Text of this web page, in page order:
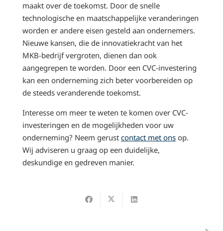
maakt over de toekomst. Door de snelle
technologische en maatschappelijke veranderingen
worden er andere eisen gesteld aan ondernemers.
Nieuwe kansen, die de innovatiekracht van het
MKB-bedrijf vergroten, dienen dan ook
aangegrepen te worden. Door een CVC-investering
kan een onderneming zich beter voorbereiden op
de steeds veranderende toekomst.
Interesse om meer te weten te komen over CVC-
investeringen en de mogelijkheden voor uw
onderneming? Neem gerust contact met ons op.
Wij adviseren u graag op een duidelijke,
deskundige en gedreven manier.